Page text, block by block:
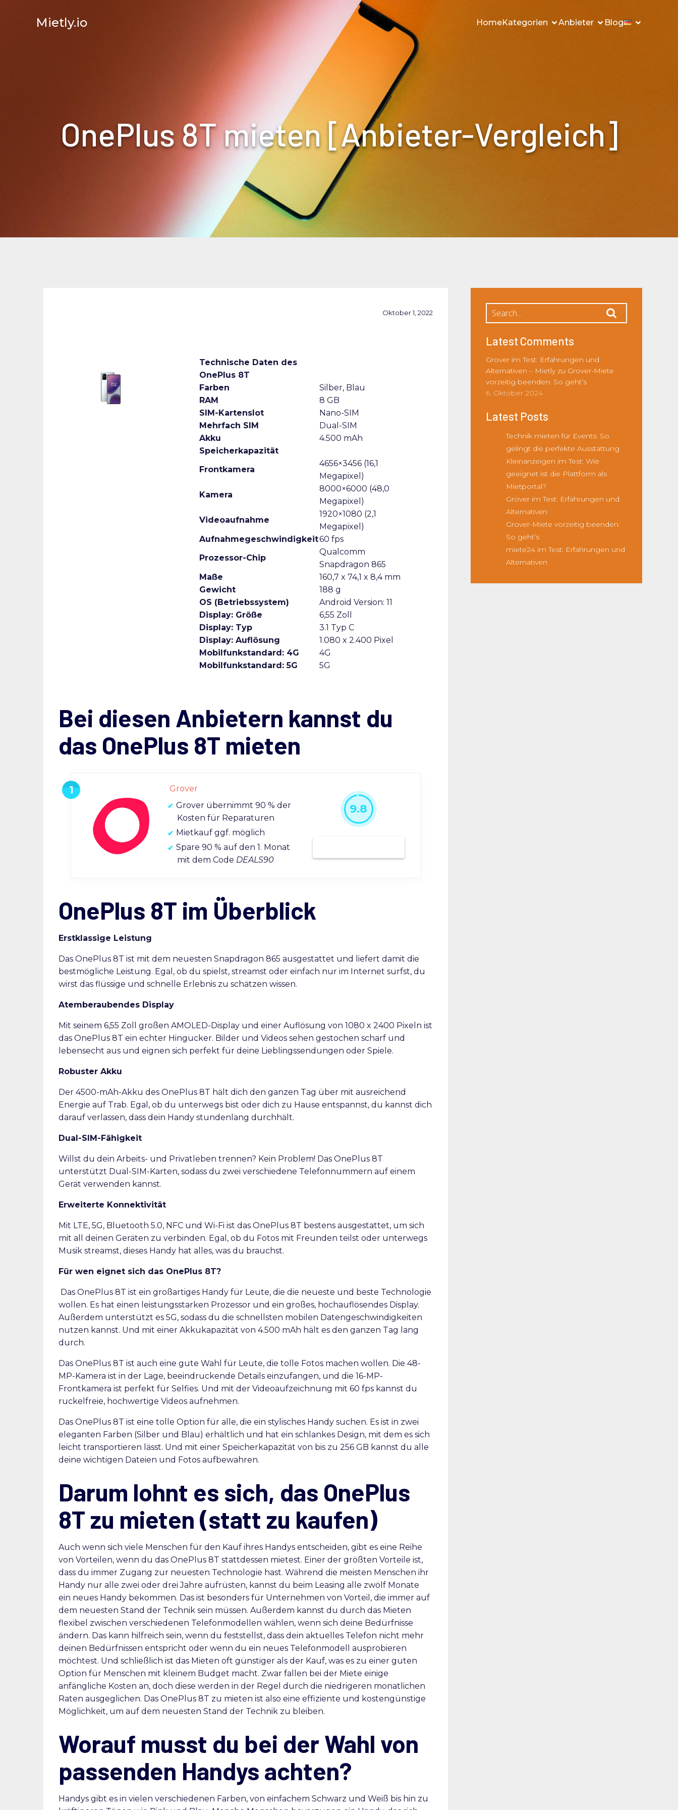
Mietly.io HomeKategorien Anbieter Blog
OnePlus 8T mieten [Anbieter-Vergleich]
Oktober 1, 2022
Technische Daten des
OnePlus 8T
Farben
Silber, Blau
RAM
8 GB
SIM-Kartenslot
Nano-SIM
Mehrfach SIM
Dual-SIM
Akku
4.500 mAh
Speicherkapazität
Frontkamera
4656×3456 (16,1
Megapixel)
Kamera
8000×6000 (48,0
Megapixel)
Videoaufnahme
1920×1080 (2,1
Megapixel)
Aufnahmegeschwindigkeit60 fps
Prozessor-Chip
Qualcomm
Snapdragon 865
Maße
160,7 x 74,1 x 8,4 mm
Gewicht
188 g
OS (Betriebssystem)
Android Version: 11
Display: Größe
6,55 Zoll
Display: Typ
3.1 Typ C
Display: Auflösung
1.080 x 2.400 Pixel
Mobilfunkstandard: 4G
4G
Mobilfunkstandard: 5G
5G
Bei diesen Anbietern kannst du
das OnePlus 8T mieten
Grover
Grover übernimmt 90 % der
Kosten für Reparaturen
Mietkauf ggf. möglich
Spare 90 % auf den 1. Monat
mit dem Code DEALS90
9.8
OnePlus 8T im Überblick
Erstklassige Leistung
Das OnePlus 8T ist mit dem neuesten Snapdragon 865 ausgestattet und liefert damit die
bestmögliche Leistung. Egal, ob du spielst, streamst oder einfach nur im Internet surfst, du
wirst das flüssige und schnelle Erlebnis zu schätzen wissen.
Atemberaubendes Display
Mit seinem 6,55 Zoll großen AMOLED-Display und einer Auflösung von 1080 x 2400 Pixeln ist
das OnePlus 8T ein echter Hingucker. Bilder und Videos sehen gestochen scharf und
lebensecht aus und eignen sich perfekt für deine Lieblingssendungen oder Spiele.
Robuster Akku
Der 4500-mAh-Akku des OnePlus 8T hält dich den ganzen Tag über mit ausreichend
Energie auf Trab. Egal, ob du unterwegs bist oder dich zu Hause entspannst, du kannst dich
darauf verlassen, dass dein Handy stundenlang durchhält.
Dual-SIM-Fähigkeit
Willst du dein Arbeits- und Privatleben trennen? Kein Problem! Das OnePlus 8T
unterstützt Dual-SIM-Karten, sodass du zwei verschiedene Telefonnummern auf einem
Gerät verwenden kannst.
Erweiterte Konnektivität
Mit LTE, 5G, Bluetooth 5.0, NFC und Wi-Fi ist das OnePlus 8T bestens ausgestattet, um sich
mit all deinen Geräten zu verbinden. Egal, ob du Fotos mit Freunden teilst oder unterwegs
Musik streamst, dieses Handy hat alles, was du brauchst.
Für wen eignet sich das OnePlus 8T?
Das OnePlus 8T ist ein großartiges Handy für Leute, die die neueste und beste Technologie
wollen. Es hat einen leistungsstarken Prozessor und ein großes, hochauflösendes Display.
Außerdem unterstützt es 5G, sodass du die schnellsten mobilen Datengeschwindigkeiten
nutzen kannst. Und mit einer Akkukapazität von 4.500 mAh hält es den ganzen Tag lang
durch.
Das OnePlus 8T ist auch eine gute Wahl für Leute, die tolle Fotos machen wollen. Die 48-
MP-Kamera ist in der Lage, beeindruckende Details einzufangen, und die 16-MP-
Frontkamera ist perfekt für Selfies. Und mit der Videoaufzeichnung mit 60 fps kannst du
ruckelfreie, hochwertige Videos aufnehmen.
Das OnePlus 8T ist eine tolle Option für alle, die ein stylisches Handy suchen. Es ist in zwei
eleganten Farben (Silber und Blau) erhältlich und hat ein schlankes Design, mit dem es sich
leicht transportieren lässt. Und mit einer Speicherkapazität von bis zu 256 GB kannst du alle
deine wichtigen Dateien und Fotos aufbewahren.
Darum lohnt es sich, das OnePlus
8T zu mieten (statt zu kaufen)
Auch wenn sich viele Menschen für den Kauf ihres Handys entscheiden, gibt es eine Reihe
von Vorteilen, wenn du das OnePlus 8T stattdessen mietest. Einer der größten Vorteile ist,
dass du immer Zugang zur neuesten Technologie hast. Während die meisten Menschen ihr
Handy nur alle zwei oder drei Jahre aufrüsten, kannst du beim Leasing alle zwölf Monate
ein neues Handy bekommen. Das ist besonders für Unternehmen von Vorteil, die immer auf
dem neuesten Stand der Technik sein müssen. Außerdem kannst du durch das Mieten
flexibel zwischen verschiedenen Telefonmodellen wählen, wenn sich deine Bedürfnisse
ändern. Das kann hilfreich sein, wenn du feststellst, dass dein aktuelles Telefon nicht mehr
deinen Bedürfnissen entspricht oder wenn du ein neues Telefonmodell ausprobieren
möchtest. Und schließlich ist das Mieten oft günstiger als der Kauf, was es zu einer guten
Option für Menschen mit kleinem Budget macht. Zwar fallen bei der Miete einige
anfängliche Kosten an, doch diese werden in der Regel durch die niedrigeren monatlichen
Raten ausgeglichen. Das OnePlus 8T zu mieten ist also eine effiziente und kostengünstige
Möglichkeit, um auf dem neuesten Stand der Technik zu bleiben.
Worauf musst du bei der Wahl von
passenden Handys achten?
Handys gibt es in vielen verschiedenen Farben, von einfachem Schwarz und Weiß bis hin zu
Latest Comments
Grover im Test: Erfahrungen und
Alternativen – Mietlyzu Grover-Miete
vorzeitig beenden: So geht’s
6. Oktober 2024
Latest Posts
Technik mieten für Events: So
gelingt die perfekte Ausstattung
Kleinanzeigen im Test: Wie
geeignet ist die Plattform als
Mietportal?
Grover im Test: Erfahrungen und
Alternativen
Grover-Miete vorzeitig beenden:
So geht’s
miete24 im Test: Erfahrungen und
Alternativen